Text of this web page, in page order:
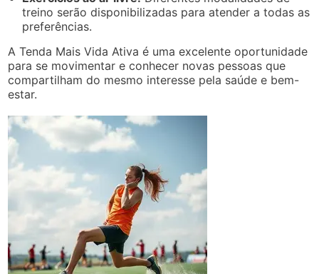
treino serão disponibilizadas para atender a todas as
preferências.
A Tenda Mais Vida Ativa é uma excelente oportunidade
para se movimentar e conhecer novas pessoas que
compartilham do mesmo interesse pela saúde e bem-
estar.